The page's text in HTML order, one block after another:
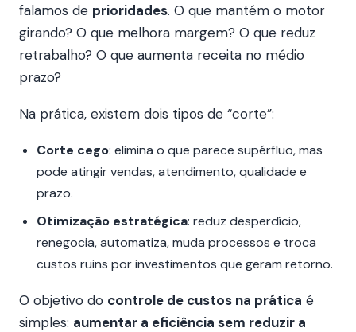
falamos de prioridades. O que mantém o motor
girando? O que melhora margem? O que reduz
retrabalho? O que aumenta receita no médio
prazo?
Na prática, existem dois tipos de “corte”:
Corte cego: elimina o que parece supérfluo, mas
pode atingir vendas, atendimento, qualidade e
prazo.
Otimização estratégica: reduz desperdício,
renegocia, automatiza, muda processos e troca
custos ruins por investimentos que geram retorno.
O objetivo do controle de custos na prática é
simples: aumentar a eficiência sem reduzir a